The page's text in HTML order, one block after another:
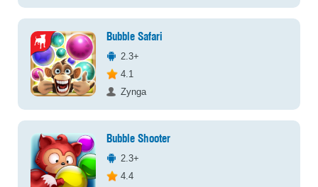
Bubble Safari
2.3+
4.1
Zynga
Bubble Shooter
2.3+
4.4